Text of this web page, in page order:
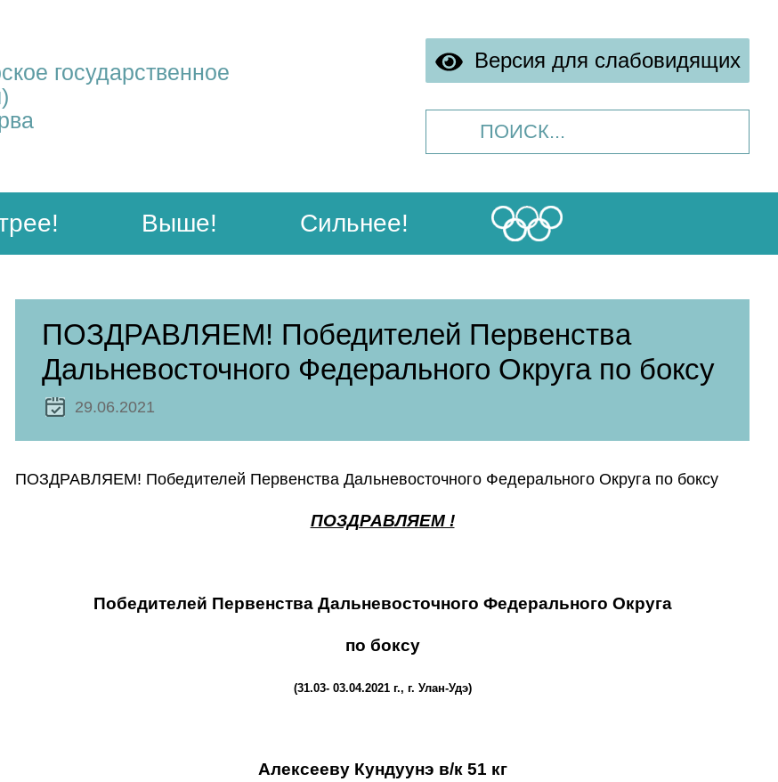
государственное
Версия для слабовидящих
Выше! Сильнее!
ПОЗДРАВЛЯЕМ! Победителей Первенства
Дальневосточного Федерального Округа по боксу
29.06.2021
ПОЗДРАВЛЯЕМ! Победителей Первенства Дальневосточного Федерального Округа по боксу
ПОЗДРАВЛЯЕМ !
Победителей Первенства Дальневосточного Федерального Округа
по боксу
(31.03- 03.04.2021 г., г. Улан-Удэ)
Алексееву Кундуунэ в/к 51 кг